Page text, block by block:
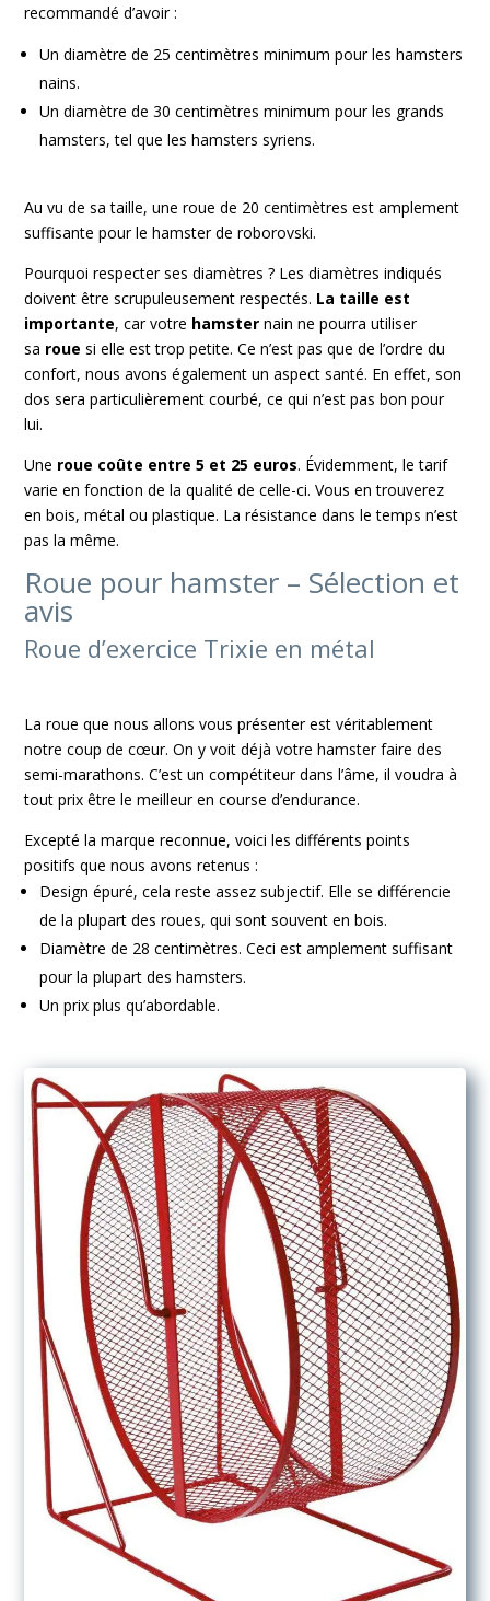
recommandé d’avoir :
Un diamètre de 25 centimètres minimum pour les hamsters
nains.
Un diamètre de 30 centimètres minimum pour les grands
hamsters, tel que les hamsters syriens.
Au vu de sa taille, une roue de 20 centimètres est amplement
suffisante pour le hamster de roborovski.
Pourquoi respecter ses diamètres ? Les diamètres indiqués
doivent être scrupuleusement respectés. La taille est
importante, car votre hamster nain ne pourra utiliser
sa roue si elle est trop petite. Ce n’est pas que de l’ordre du
confort, nous avons également un aspect santé. En effet, son
dos sera particulièrement courbé, ce qui n’est pas bon pour
lui.
Une roue coûte entre 5 et 25 euros. Évidemment, le tarif
varie en fonction de la qualité de celle-ci. Vous en trouverez
en bois, métal ou plastique. La résistance dans le temps n’est
pas la même.
Roue pour hamster – Sélection et
avis
Roue d’exercice Trixie en métal
La roue que nous allons vous présenter est véritablement
notre coup de cœur. On y voit déjà votre hamster faire des
semi-marathons. C’est un compétiteur dans l’âme, il voudra à
tout prix être le meilleur en course d’endurance.
Excepté la marque reconnue, voici les différents points
positifs que nous avons retenus :
Design épuré, cela reste assez subjectif. Elle se différencie
de la plupart des roues, qui sont souvent en bois.
Diamètre de 28 centimètres. Ceci est amplement suffisant
pour la plupart des hamsters.
Un prix plus qu’abordable.